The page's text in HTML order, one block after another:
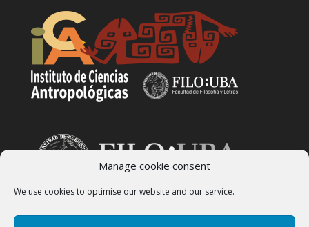
Manage cookie consent
We use cookies to optimise our website and our service.